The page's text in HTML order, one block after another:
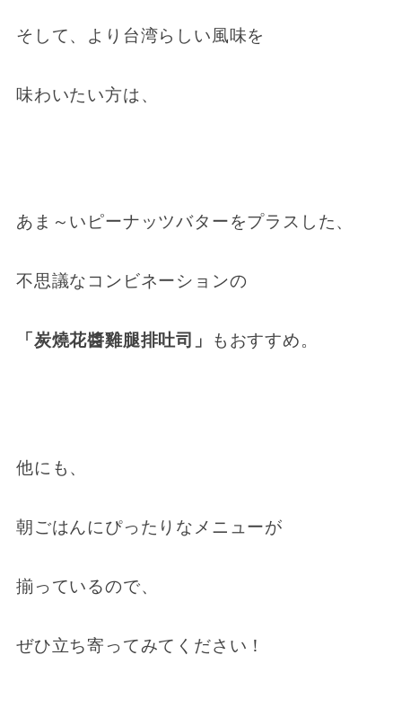
そして、より台湾らしい風味を
味わいたい方は、
あま～いピーナッツバターをプラスした、
不思議なコンビネーションの
「炭燒花醬雞腿排吐司」 もおすすめ。
他にも、
朝ごはんにぴったりなメニューが
揃っているので、
ぜひ立ち寄ってみてください！